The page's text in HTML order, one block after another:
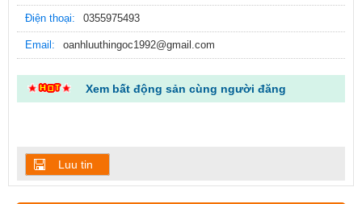
Điện thoại: 0355975493
Email: oanhluuthingoc1992@gmail.com
Xem bất động sản cùng người đăng
Luu tin